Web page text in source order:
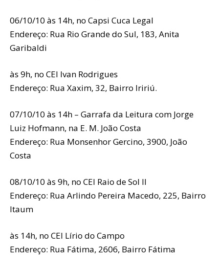
06/10/10 às 14h, no Capsi Cuca Legal
Endereço: Rua Rio Grande do Sul, 183, Anita
Garibaldi
às 9h, no CEI Ivan Rodrigues
Endereço: Rua Xaxim, 32, Bairro Iririú.
07/10/10 às 14h – Garrafa da Leitura com Jorge
Luiz Hofmann, na E. M. João Costa
Endereço: Rua Monsenhor Gercino, 3900, João
Costa
08/10/10 às 9h, no CEI Raio de Sol II
Endereço: Rua Arlindo Pereira Macedo, 225, Bairro
Itaum
às 14h, no CEI Lírio do Campo
Endereço: Rua Fátima, 2606, Bairro Fátima